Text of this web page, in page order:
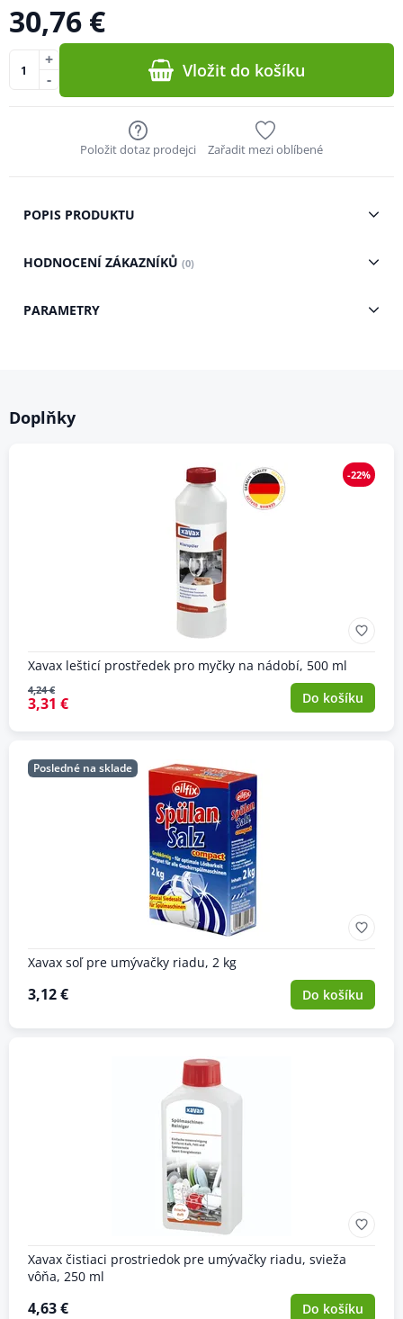
30,76 €
-
+ Vložit do košíku
Položit dotaz prodejci Zařadit mezi oblíbené
POPIS PRODUKTU
HODNOCENÍ ZÁKAZNÍKŮ (0)
PARAMETRY
Doplňky
-22%
Xavax lešticí prostředek pro myčky na nádobí, 500 ml
4,24 €
3,31 € Do košíku
Posledné na sklade
Xavax soľ pre umývačky riadu, 2 kg
3,12 € Do košíku
Xavax čistiaci prostriedok pre umývačky riadu, svieža
vôňa, 250 ml
4,63 € Do košíku